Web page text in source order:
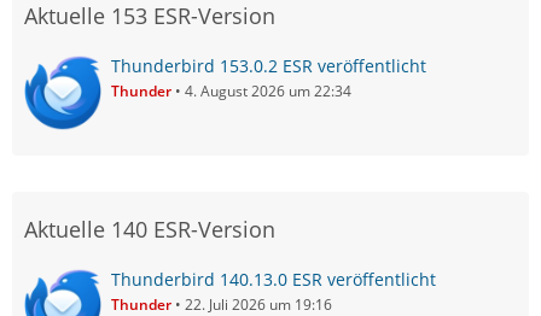
Aktuelle 153 ESR-Version
Thunderbird 153.0.2 ESR veröffentlicht
Thunder 4. August 2026 um 22:34
Aktuelle 140 ESR-Version
Thunderbird 140.13.0 ESR veröffentlicht
Thunder 22. Juli 2026 um 19:16